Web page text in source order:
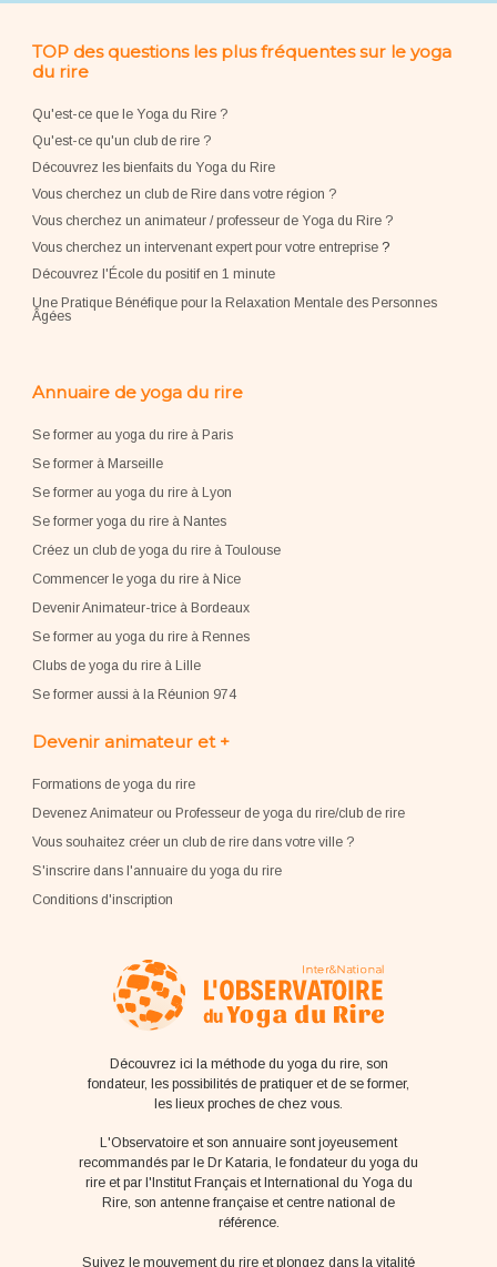
TOP des questions les plus fréquentes sur le yoga
du rire
Qu'est-ce que le Yoga du Rire ?
Qu'est-ce qu'un club de rire ?
Découvrez les bienfaits du Yoga du Rire
Vous cherchez un club de Rire dans votre région ?
Vous cherchez un animateur / professeur de Yoga du Rire ?
Vous cherchez un intervenant expert pour votre entreprise?
Découvrez l'École du positif en 1 minute
Une Pratique Bénéfique pour la Relaxation Mentale des Personnes
Âgées
Annuaire de yoga du rire
Se former au yoga du rire à Paris
Se former à Marseille
Se former au yoga du rire à Lyon
Se former yoga du rire à Nantes
Créez un club de yoga du rire à Toulouse
Commencer le yoga du rire à Nice
Devenir Animateur-trice à Bordeaux
Se former au yoga du rire à Rennes
Clubs de yoga du rire à Lille
Se former aussi à la Réunion 974
Devenir animateur et +
Formations de yoga du rire
Devenez Animateur ou Professeur de yoga du rire/club de rire
Vous souhaitez créer un club de rire dans votre ville ?
S'inscrire dans l'annuaire du yoga du rire
Conditions d'inscription
Découvrez ici la méthode du yoga du rire, son
fondateur, les possibilités de pratiquer et de se former,
les lieux proches de chez vous.
L'Observatoire et son annuaire sont joyeusement
recommandés par le Dr Kataria, le fondateur du yoga du
rire et par l'Institut Français et International du Yoga du
Rire, son antenne française et centre national de
référence.
Suivez le mouvement du rire et plongez dans la vitalité